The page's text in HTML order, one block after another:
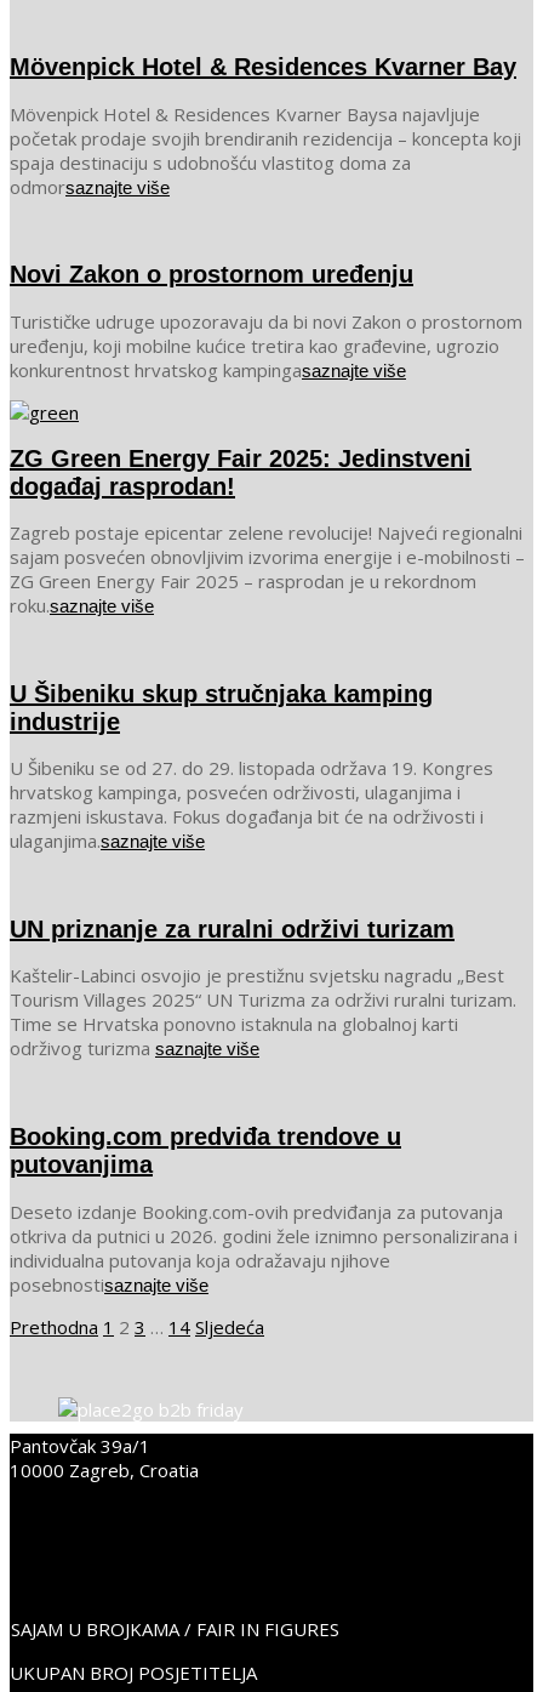
Mövenpick Hotel & Residences Kvarner Bay
2025-
10-
29
Mövenpick Hotel & Residences Kvarner Baysa najavljuje
početak prodaje svojih brendiranih rezidencija – koncepta koji
spaja destinaciju s udobnošću vlastitog doma za
odmorsaznajte više
Novi Zakon o prostornom uređenju
2025-
10-
28
Turističke udruge upozoravaju da bi novi Zakon o prostornom
uređenju, koji mobilne kućice tretira kao građevine, ugrozio
konkurentnost hrvatskog kampingasaznajte više
ZG Green Energy Fair 2025: Jedinstveni
događaj rasprodan!
2025-
10-
21
Zagreb postaje epicentar zelene revolucije! Najveći regionalni
sajam posvećen obnovljivim izvorima energije i e-mobilnosti –
ZG Green Energy Fair 2025 – rasprodan je u rekordnom
roku.saznajte više
U Šibeniku skup stručnjaka kamping
industrije
2025-
10-
21
U Šibeniku se od 27. do 29. listopada održava 19. Kongres
hrvatskog kampinga, posvećen održivosti, ulaganjima i
razmjeni iskustava. Fokus događanja bit će na održivosti i
ulaganjima.saznajte više
UN priznanje za ruralni održivi turizam
2025-
10-
20
Kaštelir-Labinci osvojio je prestižnu svjetsku nagradu „Best
Tourism Villages 2025“ UN Turizma za održivi ruralni turizam.
Time se Hrvatska ponovno istaknula na globalnoj karti
održivog turizma saznajte više
Booking.com predviđa trendove u
putovanjima
2025-
10-
15
Deseto izdanje Booking.com-ovih predviđanja za putovanja
otkriva da putnici u 2026. godini žele iznimno personalizirana i
individualna putovanja koja odražavaju njihove
posebnostisaznajte više
Brojevi
objava
Prethodna 1 2 3 … 14 Sljedeća
Pantovčak 39a/1
10000 Zagreb, Croatia
SAJAM U BROJKAMA / FAIR IN FIGURES
UKUPAN BROJ POSJETITELJA